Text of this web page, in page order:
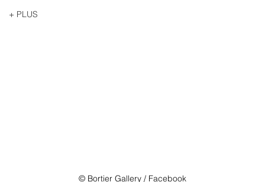
+ PLUS
© Bortier Gallery / Facebook